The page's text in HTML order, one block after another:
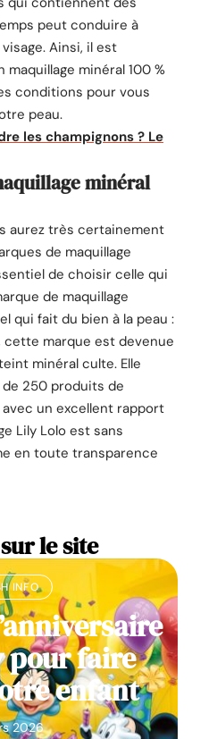
peut conduire à
Ainsi, il est
minéral 100 %
conditions pour vous
peau.
les champignons ? Le
minéral
aurez très certainement
de maquillage
de choisir celle qui
de maquillage
qui fait du bien à la peau :
cette marque est devenue
minéral culte. Elle
de 250 produits de
un excellent rapport
Lily Lolo est sans
en toute transparence
le site
INFO
pour faire
enfant
2026